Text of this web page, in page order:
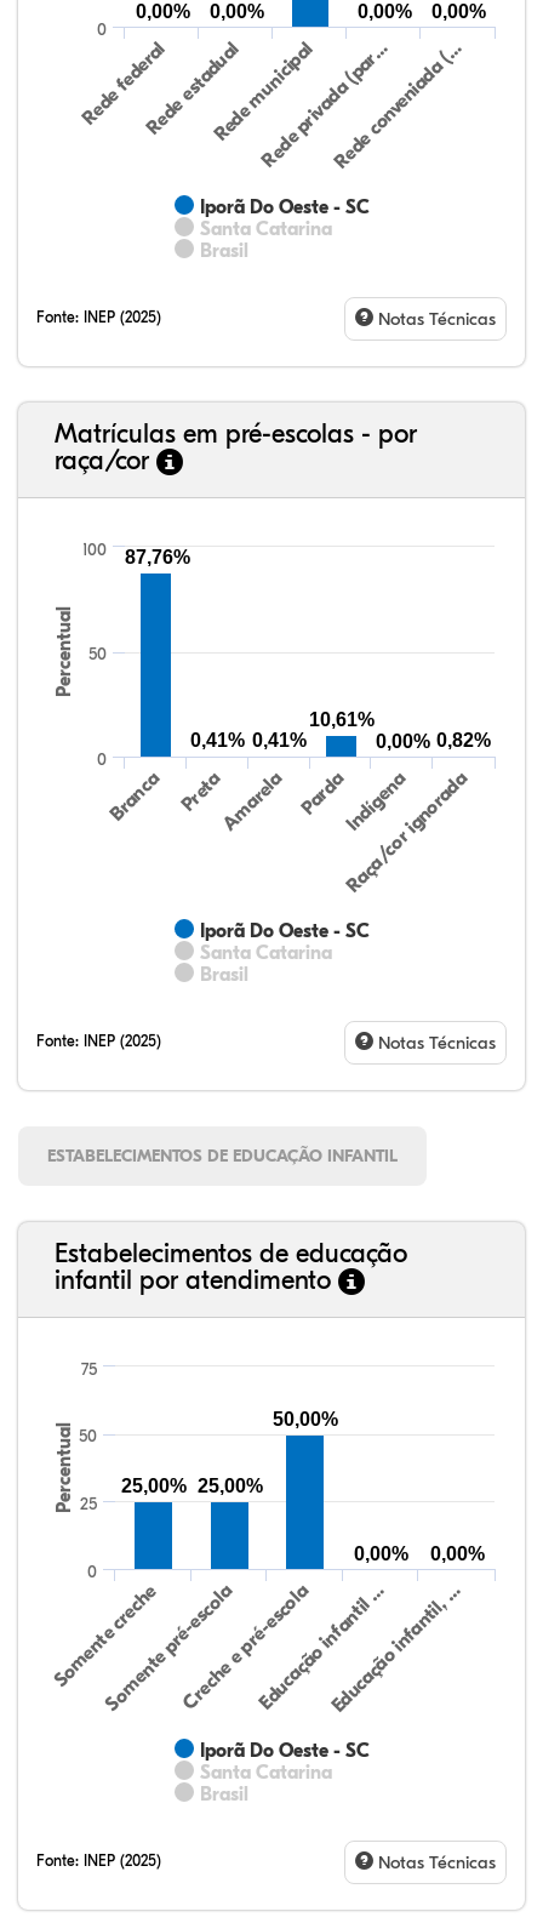
Iporã Do Oeste - SC
Santa Catarina
Brasil
Rede federalRede estadualRede municipal
Rede privada (par…Rede conveniada (…
0
0,00% 0,00% 0,00% 0,00%
Fonte: INEP (2025) Notas Técnicas
Matrículas em pré-escolas - por
raça/cor
Percentual
Iporã Do Oeste - SC
Santa Catarina
Brasil
Branca PretaAmarela PardaIndígena
Raça/cor ignorada
0
50
100 87,76%
0,41% 0,41%
10,61%
0,00% 0,82%
Fonte: INEP (2025) Notas Técnicas
ESTABELECIMENTOS DE EDUCAÇÃO INFANTIL
Estabelecimentos de educação
infantil por atendimento
Percentual
Iporã Do Oeste - SC
Santa Catarina
Brasil
Somente creche
Somente pré-escolaCreche e pré-escolaEducação infantil …Educação infantil, …
0
50
25
75
25,00% 25,00%
50,00%
0,00% 0,00%
Fonte: INEP (2025) Notas Técnicas
80,86%
3,50%
0,00%
13,68%
0,62%
1,34%
38,40%
3,47%
0,13%
50,15%
2,37%
5,48%